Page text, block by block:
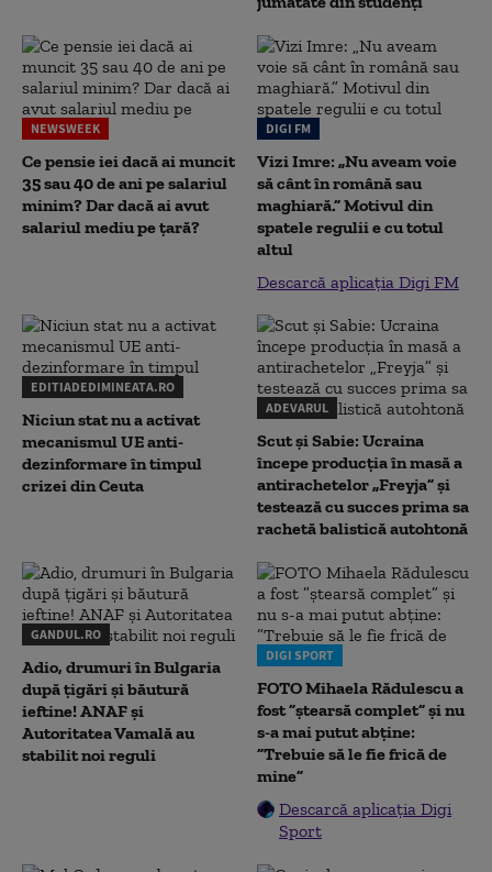
NEWSWEEK
Ce pensie iei dacă ai muncit
35 sau 40 de ani pe salariul
minim? Dar dacă ai avut
salariul mediu pe țară?
DIGI FM
Vizi Imre: „Nu aveam voie
să cânt în română sau
maghiară.” Motivul din
spatele regulii e cu totul
altul
Descarcă aplicația Digi FM
EDITIADEDIMINEATA.RO
Niciun stat nu a activat
mecanismul UE anti-
dezinformare în timpul
crizei din Ceuta
ADEVARUL
Scut și Sabie: Ucraina
începe producția în masă a
antirachetelor „Freyja” și
testează cu succes prima sa
rachetă balistică autohtonă
GANDUL.RO
Adio, drumuri în Bulgaria
după țigări și băutură
ieftine! ANAF și
Autoritatea Vamală au
stabilit noi reguli
DIGI SPORT
FOTO Mihaela Rădulescu a
fost ”ștearsă complet” și nu
s-a mai putut abține:
”Trebuie să le fie frică de
mine”
Descarcă aplicația Digi
Sport